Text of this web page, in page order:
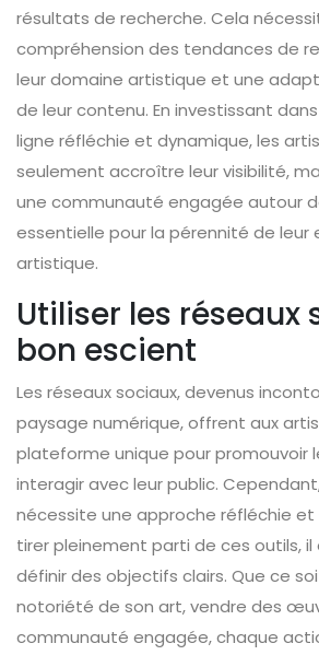
résultats de recherche. Cela
compréhension des tendances de
leur domaine artistique et une
de leur contenu. En investissant
ligne réfléchie et dynamique, les
seulement accroître leur visibilité,
une communauté engagée autour
essentielle pour la pérennité de leur
artistique.
Utiliser les réseaux
bon escient
Les réseaux sociaux, devenus
paysage numérique, offrent aux
plateforme unique pour promouvoir
interagir avec leur public.
nécessite une approche réfléchie
tirer pleinement parti de ces outils,
définir des objectifs clairs. Que ce
notoriété de son art, vendre des
communauté engagée, chaque